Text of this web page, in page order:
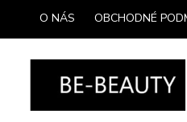
O NÁS OBCHODNÉ